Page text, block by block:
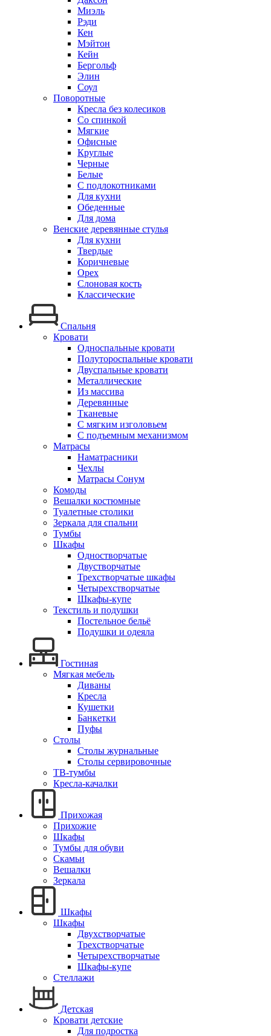
Миэль
Рэди
Кен
Мэйтон
Кейн
Бергольф
Элин
Соул
Поворотные
Кресла без колесиков
Со спинкой
Мягкие
Офисные
Круглые
Черные
Белые
С подлокотниками
Для кухни
Обеденные
Для дома
Венские деревянные стулья
Для кухни
Твердые
Коричневые
Орех
Слоновая кость
Классические
Спальня
Кровати
Односпальные кровати
Полутороспальные кровати
Двуспальные кровати
Металлические
Из массива
Деревянные
Тканевые
С мягким изголовьем
С подъемным механизмом
Матрасы
Наматрасники
Чехлы
Матрасы Сонум
Комоды
Вешалки костюмные
Туалетные столики
Зеркала для спальни
Тумбы
Шкафы
Одностворчатые
Двустворчатые
Трехстворчатые шкафы
Четырехстворчатые
Шкафы-купе
Текстиль и подушки
Постельное бельё
Подушки и одеяла
Гостиная
Мягкая мебель
Диваны
Кресла
Кушетки
Банкетки
Пуфы
Столы
Столы журнальные
Столы сервировочные
ТВ-тумбы
Кресла-качалки
Прихожая
Прихожие
Шкафы
Тумбы для обуви
Скамьи
Вешалки
Зеркала
Шкафы
Шкафы
Двухстворчатые
Трехстворчатые
Четырехстворчатые
Шкафы-купе
Стеллажи
Детская
Кровати детские
Для подростка